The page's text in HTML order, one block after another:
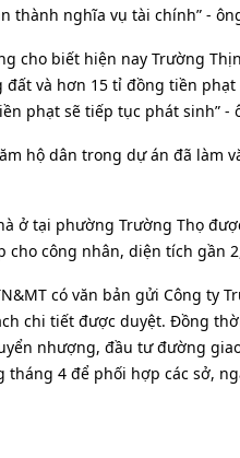
thành nghĩa vụ tài chính” -
cho biết hiện nay Trường
đất và hơn 15 tỉ đồng tiền
phạt sẽ tiếp tục phát sinh” -
hộ dân trong dự án đã làm
ở tại phường Trường Thọ
cho công nhân, diện tích gần
có văn bản gửi Công ty
chi tiết được duyệt. Đồng
nhượng, đầu tư đường
tháng 4 để phối hợp các sở,